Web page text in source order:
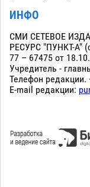
ИНФО
СМИ СЕТЕВОЕ
РЕСУРС "ПУНКТ-А"
77 – 67475 от
Учредитель -
Телефон редакции.
E-mail редакции: